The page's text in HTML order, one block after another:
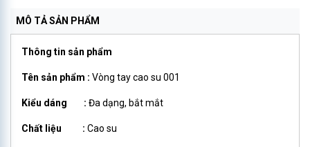
MÔ TẢ SẢN PHẨM
Thông tin sản phẩm
Tên sản phẩm : Vòng tay cao su 001
Kiểu dáng : Đa dạng, bắt mắt
Chất liệu : Cao su